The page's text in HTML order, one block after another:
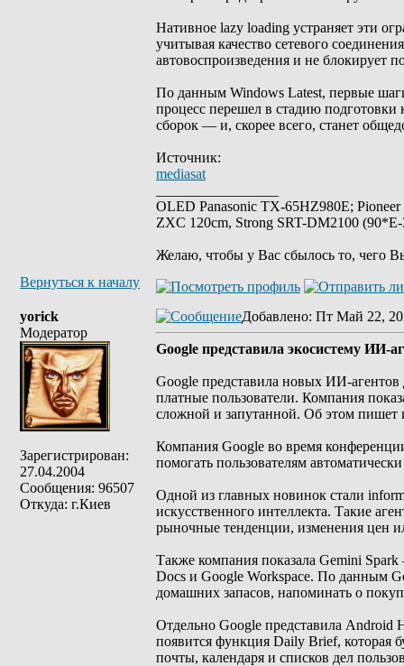
Нативное lazy loading устраняет эти
учитывая качество сетевого
автовоспроизведения и не блокирует
По данным Windows Latest, первые
процесс перешел в стадию
сборок — и, скорее всего, станет
Источник:
mediasat
OLED Panasonic TX-65HZ980E;
ZXC 120cm, Strong SRT-DM2100
Желаю, чтобы у Вас сбылось то, чего
Вернуться к началу
yorick
Модератор
Зарегистрирован:
27.04.2004
Сообщения: 96507
Откуда: г.Киев
Добавлено: Пт Май 22,
Google представила экосистему ИИ-
Google представила новых ИИ-
платные пользователи. Компания
сложной и запутанной. Об этом пишет
Компания Google во время
помогать пользователям
Одной из главных новинок стали
искусственного интеллекта. Такие
рыночные тенденции, изменения цен
Также компания показала Gemini
Docs и Google Workspace. По данным
домашних запасов, напоминать о
Отдельно Google представила
появится функция Daily Brief, которая
почты, календаря и списков дел